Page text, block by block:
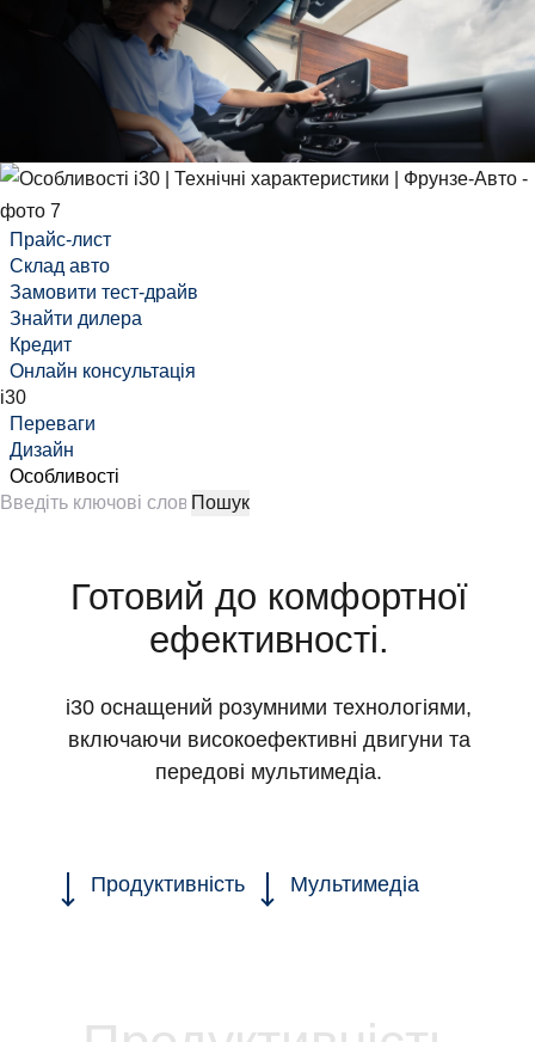
Прайс-лист
Склад авто
Замовити тест-драйв
Знайти дилера
Кредит
Онлайн консультація
i30
Переваги
Дизайн
Особливості
Готовий до комфортної
ефективності.
і30 оснащений розумними технологіями,
включаючи високоефективні двигуни та
передові мультимедіа.
Продуктивність Мультимедіа